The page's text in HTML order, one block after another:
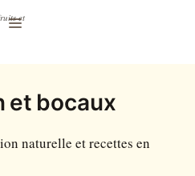
Menu
et bocaux
naturelle et recettes en